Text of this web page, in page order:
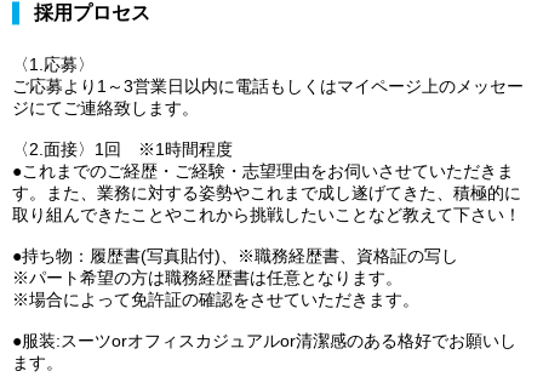
採用プロセス
〈1.応募〉
ご応募より1～3営業日以内に電話もしくはマイページ上のメッセー
ジにてご連絡致します。
〈2.面接〉1回 ※1時間程度
●これまでのご経歴・ご経験・志望理由をお伺いさせていただきま
す。また、業務に対する姿勢やこれまで成し遂げてきた、積極的に
取り組んできたことやこれから挑戦したいことなど教えて下さい！
●持ち物：履歴書(写真貼付)、※職務経歴書、資格証の写し
※パート希望の方は職務経歴書は任意となります。
※場合によって免許証の確認をさせていただきます。
●服装:スーツorオフィスカジュアルor清潔感のある格好でお願いし
ます。